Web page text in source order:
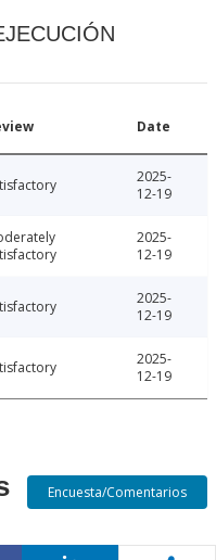
Date
2025-
12-19
2025-
12-19
2025-
12-19
2025-
12-19
Encuesta/Comentarios